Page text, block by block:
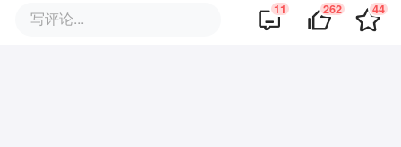
写评论... 11 262 44